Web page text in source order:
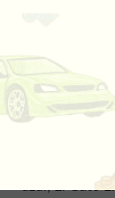
Seuss e
Dr. Seuss y
Este sencillo
queridos,
azul; El Gato